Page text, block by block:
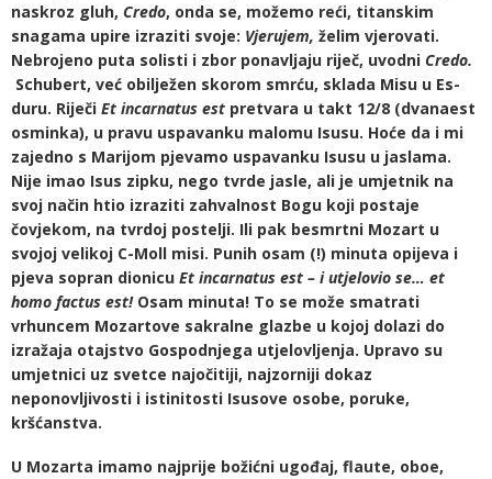
naskroz gluh, Credo, onda se, možemo reći, titanskim
snagama upire izraziti svoje: Vjerujem, želim vjerovati.
Nebrojeno puta solisti i zbor ponavljaju riječ, uvodni Credo.
Schubert, već obilježen skorom smrću, sklada Misu u Es-
duru. Riječi Et incarnatus est pretvara u takt 12/8 (dvanaest
osminka), u pravu uspavanku malomu Isusu. Hoće da i mi
zajedno s Marijom pjevamo uspavanku Isusu u jaslama.
Nije imao Isus zipku, nego tvrde jasle, ali je umjetnik na
svoj način htio izraziti zahvalnost Bogu koji postaje
čovjekom, na tvrdoj postelji. Ili pak besmrtni Mozart u
svojoj velikoj C-Moll misi. Punih osam (!) minuta opijeva i
pjeva sopran dionicu Et incarnatus est – i utjelovio se… et
homo factus est! Osam minuta! To se može smatrati
vrhuncem Mozartove sakralne glazbe u kojoj dolazi do
izražaja otajstvo Gospodnjega utjelovljenja. Upravo su
umjetnici uz svetce najočitiji, najzorniji dokaz
neponovljivosti i istinitosti Isusove osobe, poruke,
kršćanstva.
U Mozarta imamo najprije božićni ugođaj, flaute, oboe,